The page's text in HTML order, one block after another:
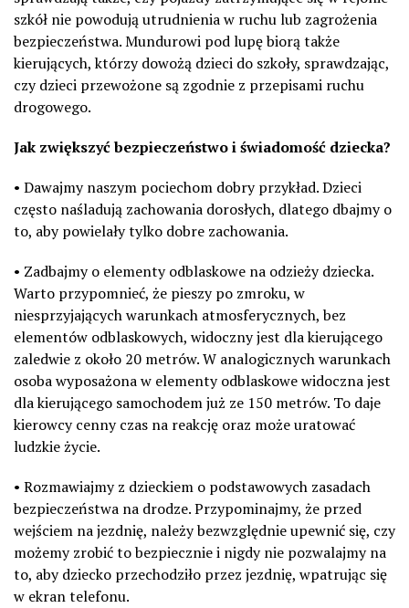
szkół nie powodują utrudnienia w ruchu lub zagrożenia
bezpieczeństwa. Mundurowi pod lupę biorą także
kierujących, którzy dowożą dzieci do szkoły, sprawdzając,
czy dzieci przewożone są zgodnie z przepisami ruchu
drogowego.
Jak zwiększyć bezpieczeństwo i świadomość dziecka?
• Dawajmy naszym pociechom dobry przykład. Dzieci
często naśladują zachowania dorosłych, dlatego dbajmy o
to, aby powielały tylko dobre zachowania.
• Zadbajmy o elementy odblaskowe na odzieży dziecka.
Warto przypomnieć, że pieszy po zmroku, w
niesprzyjających warunkach atmosferycznych, bez
elementów odblaskowych, widoczny jest dla kierującego
zaledwie z około 20 metrów. W analogicznych warunkach
osoba wyposażona w elementy odblaskowe widoczna jest
dla kierującego samochodem już ze 150 metrów. To daje
kierowcy cenny czas na reakcję oraz może uratować
ludzkie życie.
• Rozmawiajmy z dzieckiem o podstawowych zasadach
bezpieczeństwa na drodze. Przypominajmy, że przed
wejściem na jezdnię, należy bezwzględnie upewnić się, czy
możemy zrobić to bezpiecznie i nigdy nie pozwalajmy na
to, aby dziecko przechodziło przez jezdnię, wpatrując się
w ekran telefonu.